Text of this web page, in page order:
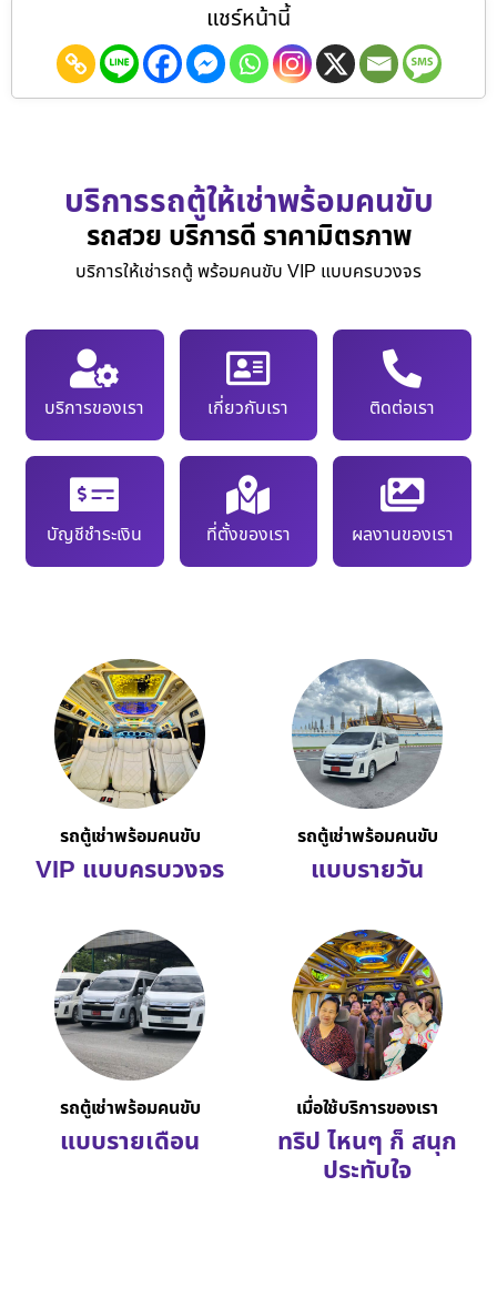
แชร์หน้านี้
บริการรถตู้ให้เช่าพร้อมคนขับ
รถสวย บริการดี ราคามิตรภาพ
บริการให้เช่ารถตู้ พร้อมคนขับ VIP แบบครบวงจร
บริการของเรา เกี่ยวกับเรา ติดต่อเรา
บัญชีชำระเงิน ที่ตั้งของเรา ผลงานของเรา
รถตู้เช่าพร้อมคนขับ
VIP แบบครบวงจร
รถตู้เช่าพร้อมคนขับ
แบบรายวัน
รถตู้เช่าพร้อมคนขับ
แบบรายเดือน
เมื่อใช้บริการของเรา
ทริป ไหนๆ ก็ สนุก
ประทับใจ